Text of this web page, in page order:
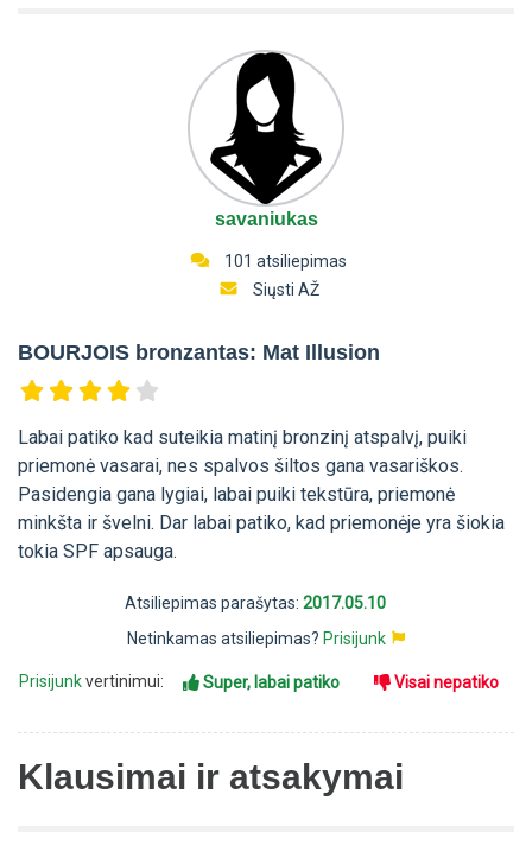
savaniukas
101 atsiliepimas
Siųsti AŽ
BOURJOIS bronzantas: Mat Illusion
Labai patiko kad suteikia matinį bronzinį atspalvį, puiki
priemonė vasarai, nes spalvos šiltos gana vasariškos.
Pasidengia gana lygiai, labai puiki tekstūra, priemonė
minkšta ir švelni. Dar labai patiko, kad priemonėje yra šiokia
tokia SPF apsauga.
Atsiliepimas parašytas: 2017.05.10
Netinkamas atsiliepimas? Prisijunk
Prisijunkvertinimui: Super, labai patiko Visai nepatiko
Klausimai ir atsakymai